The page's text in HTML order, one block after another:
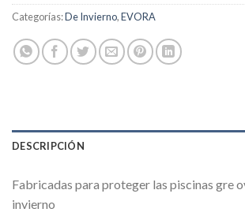
Categorías:De Invierno,EVORA
DESCRIPCIÓN
Fabricadas para proteger las piscinas gre
invierno